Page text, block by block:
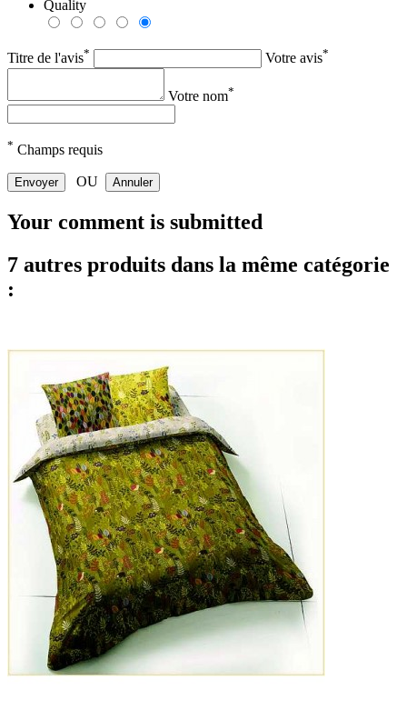
Quality
Titre de l'avis* Votre avis*
Votre nom*
* Champs requis
Envoyer OU Annuler
Your comment is submitted
7 autres produits dans la même catégorie
: